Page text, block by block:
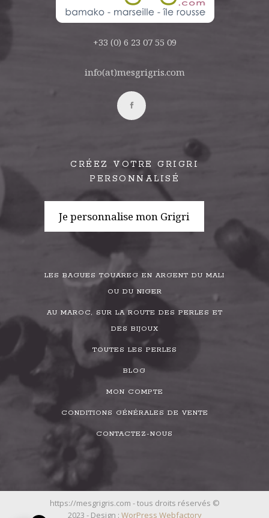
+33 (0) 6 23 07 55 09
info(at)mesgrigris.com
CRÉEZ VOTRE GRIGRI
PERSONNALISÉ
Je personnalise mon Grigri
LES BAGUES TOUAREG EN ARGENT DU MALI
OU DU NIGER
AU MAROC, SUR LA ROUTE DES PERLES ET
DES BIJOUX
TOUTES LES PERLES
BLOG
MON COMPTE
CONDITIONS GÉNÉRALES DE VENTE
CONTACTEZ-NOUS
https://mesgrigris.com - tous droits réservés ©
2023 - Design : WorPress Webfactory